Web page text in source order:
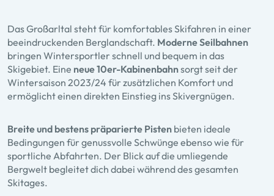
Das Großarltal steht für komfortables Skifahren in einer
beeindruckenden Berglandschaft. Moderne Seilbahnen
bringen Wintersportler schnell und bequem in das
Skigebiet. Eine neue 10er-Kabinenbahnsorgt seit der
Wintersaison 2023/24 für zusätzlichen Komfort und
ermöglicht einen direkten Einstieg ins Skivergnügen.
Breite und bestens präparierte Pisten bieten ideale
Bedingungen für genussvolle Schwünge ebenso wie für
sportliche Abfahrten. Der Blick auf die umliegende
Bergwelt begleitet dich dabei während des gesamten
Skitages.